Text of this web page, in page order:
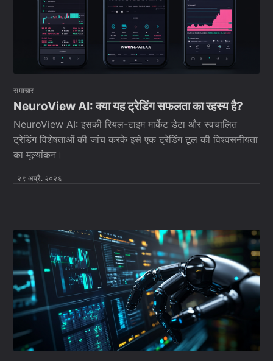
समाचार
NeuroView AI: क्या यह ट्रेडिंग सफलता का रहस्य है?
NeuroView AI: इसकी रियल-टाइम मार्केट डेटा और स्वचालित
ट्रेडिंग विशेषताओं की जांच करके इसे एक ट्रेडिंग टूल की विश्वसनीयता
का मूल्यांकन।
२९ अप्रै. २०२६